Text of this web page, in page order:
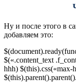
Ну и после этого в
добавляем это:
$(«.content_text
hhh) $(this).css(«max-